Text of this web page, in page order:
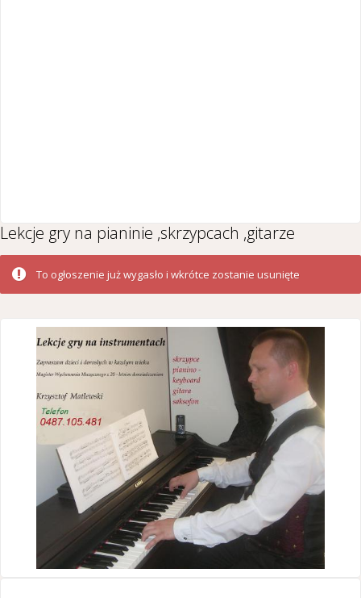
Lekcje gry na pianinie ,skrzypcach ,gitarze
To ogłoszenie już wygasło i wkrótce zostanie usunięte